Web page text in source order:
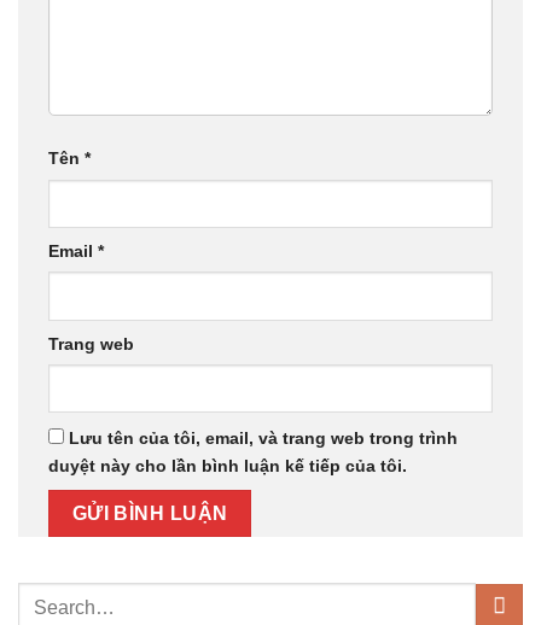
Tên *
Email *
Trang web
Lưu tên của tôi, email, và trang web trong trình
duyệt này cho lần bình luận kế tiếp của tôi.